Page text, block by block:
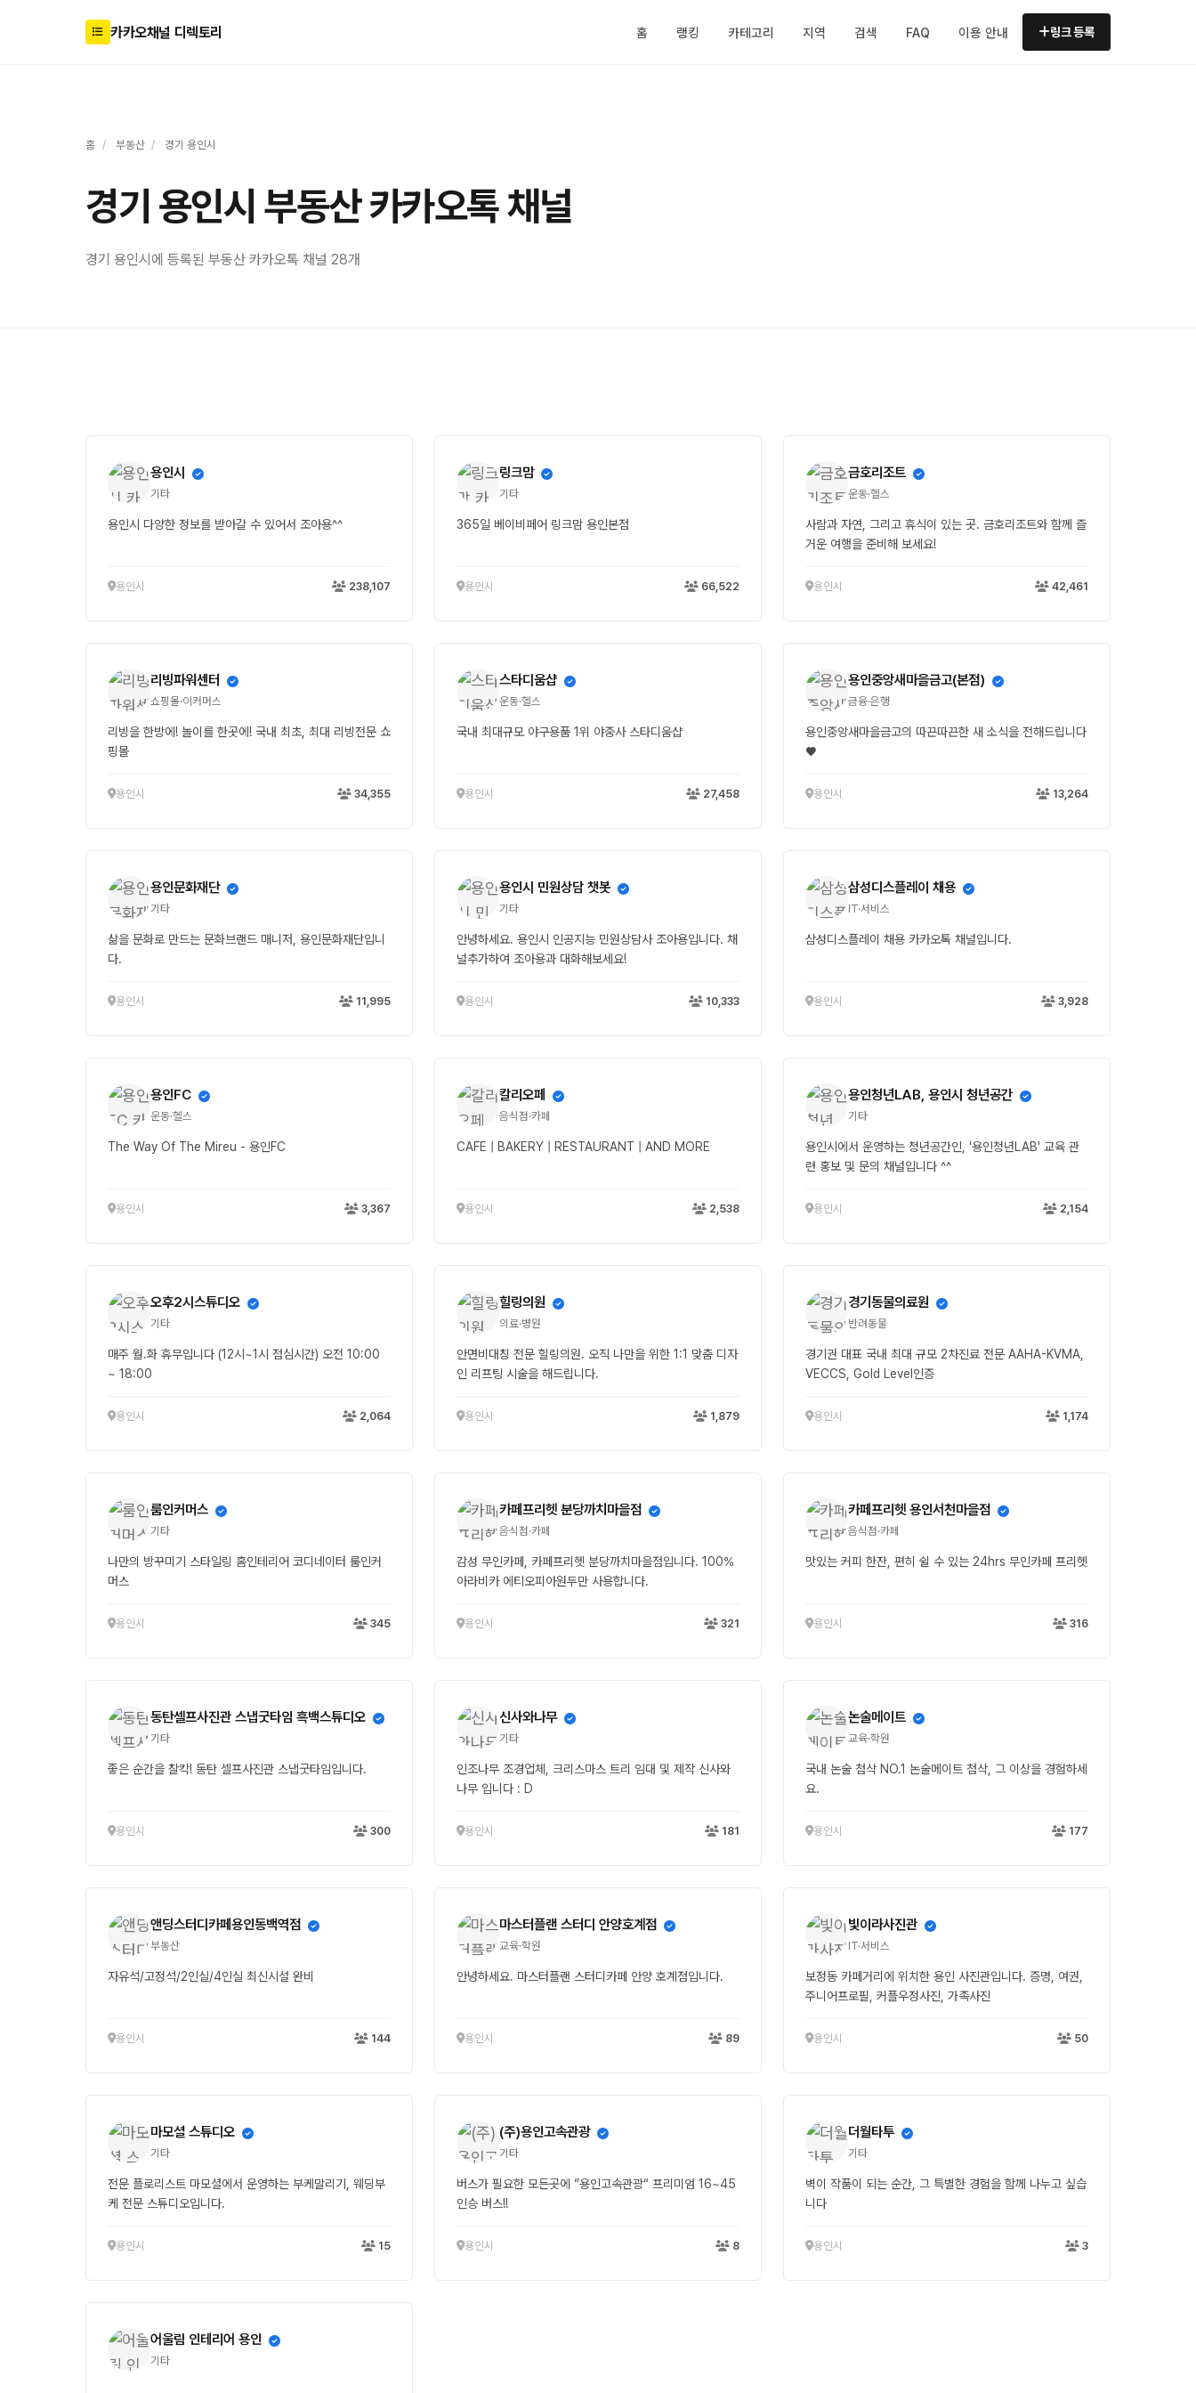
카카오채널 디렉토리 홈 랭킹 카테고리 지역 검색 FAQ 이용 안내 링크 등록
홈 / 부동산 / 경기 용인시
경기 용인시 부동산 카카오톡 채널
경기 용인시에 등록된 부동산 카카오톡 채널 28개
용인시
기타
용인시 다양한 정보를 받아갈 수 있어서 조아용^^
용인시 238,107
링크맘
기타
365일 베이비페어 링크맘 용인본점
용인시 66,522
금호리조트
운동·헬스
사람과 자연, 그리고 휴식이 있는 곳. 금호리조트와 함께 즐
거운 여행을 준비해 보세요!
용인시 42,461
리빙파워센터
쇼핑몰·이커머스
리빙을 한방에! 놀이를 한곳에! 국내 최초, 최대 리빙전문 쇼
핑몰
용인시 34,355
스타디움샵
운동·헬스
국내 최대규모 야구용품 1위 야중사 스타디움샵
용인시 27,458
용인중앙새마을금고(본점)
금융·은행
용인중앙새마을금고의 따끈따끈한 새 소식을 전해드립니다
♥
용인시 13,264
용인문화재단
기타
삶을 문화로 만드는 문화브랜드 매니저, 용인문화재단입니
다.
용인시 11,995
용인시 민원상담 챗봇
기타
안녕하세요. 용인시 인공지능 민원상담사 조아용입니다. 채
널추가하여 조아용과 대화해보세요!
용인시 10,333
삼성디스플레이 채용
IT·서비스
삼성디스플레이 채용 카카오톡 채널입니다.
용인시 3,928
용인FC
운동·헬스
The Way Of The Mireu - 용인FC
용인시 3,367
칼리오페
음식점·카페
CAFE | BAKERY | RESTAURANT | AND MORE
용인시 2,538
용인청년LAB, 용인시 청년공간
기타
용인시에서 운영하는 청년공간인, '용인청년LAB' 교육 관
련 홍보 및 문의 채널입니다 ^^
용인시 2,154
오후2시스튜디오
기타
매주 월.화 휴무입니다 (12시~1시 점심시간) 오전 10:00
~ 18:00
용인시 2,064
힐링의원
의료·병원
안면비대칭 전문 힐링의원. 오직 나만을 위한 1:1 맞춤 디자
인 리프팅 시술을 해드립니다.
용인시 1,879
경기동물의료원
반려동물
경기권 대표 국내 최대 규모 2차진료 전문 AAHA-KVMA,
VECCS, Gold Level인증
용인시 1,174
룸인커머스
기타
나만의 방꾸미기 스타일링 홈인테리어 코디네이터 룸인커
머스
용인시 345
카페프리헷 분당까치마을점
음식점·카페
감성 무인카페, 카페프리헷 분당까치마을점입니다. 100%
아라비카 에티오피아원두만 사용합니다.
용인시 321
카페프리헷 용인서천마을점
음식점·카페
맛있는 커피 한잔, 편히 쉴 수 있는 24hrs 무인카페 프리헷
용인시 316
동탄셀프사진관 스냅굿타임 흑백스튜디오
기타
좋은 순간을 찰칵! 동탄 셀프사진관 스냅굿타임입니다.
용인시 300
신사와나무
기타
인조나무 조경업체, 크리스마스 트리 임대 및 제작 신사와
나무 입니다 : D
용인시 181
논술메이트
교육·학원
국내 논술 첨삭 NO.1 논술메이트 첨삭, 그 이상을 경험하세
요.
용인시 177
앤딩스터디카페용인동백역점
부동산
자유석/고정석/2인실/4인실 최신시설 완비
용인시 144
마스터플랜 스터디 안양호계점
교육·학원
안녕하세요. 마스터플랜 스터디카페 안양 호계점입니다.
용인시 89
빛이라사진관
IT·서비스
보정동 카페거리에 위치한 용인 사진관입니다. 증명, 여권,
주니어프로필, 커플우정사진, 가족사진
용인시 50
마모셜 스튜디오
기타
전문 플로리스트 마모셜에서 운영하는 부케말리기, 웨딩부
케 전문 스튜디오입니다.
용인시 15
(주)용인고속관광
기타
버스가 필요한 모든곳에 ”용인고속관광“ 프리미엄 16~45
인승 버스!!
용인시 8
더월타투
기타
벽이 작품이 되는 순간, 그 특별한 경험을 함께 나누고 싶습
니다
용인시 3
어울림 인테리어 용인
기타